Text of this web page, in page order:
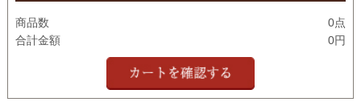
商品数
0点
合計金額
0円